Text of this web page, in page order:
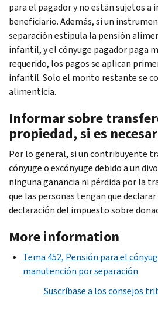
para el pagador y no están sujetos a
beneficiario. Además, si un
separación estipula la pensión
infantil, y el cónyuge pagador paga
requerido, los pagos se aplican
infantil. Solo el monto restante se
alimenticia.
Informar sobre
propiedad, si es
Por lo general, si un contribuyente
cónyuge o excónyuge debido a un
ninguna ganancia ni pérdida por la
que las personas tengan que
declaración del impuesto sobre
More information
Tema 452, Pensión para el
manutención por separación
Suscríbase a los consejos